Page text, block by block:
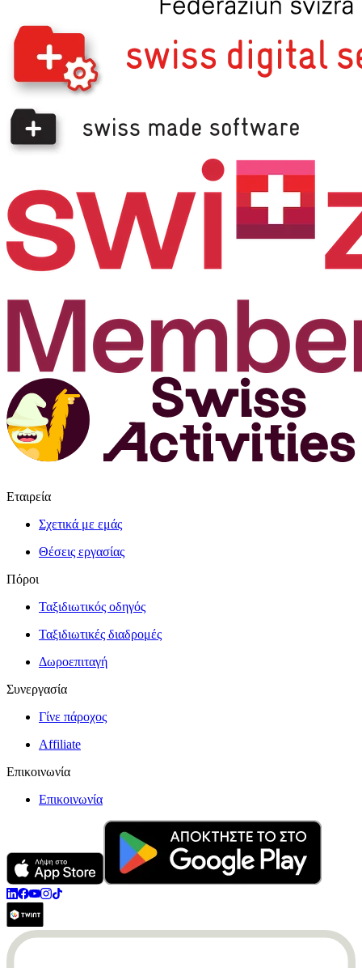
Εταιρεία
Σχετικά με εμάς
Θέσεις εργασίας
Πόροι
Ταξιδιωτικός οδηγός
Ταξιδιωτικές διαδρομές
Δωροεπιταγή
Συνεργασία
Γίνε πάροχος
Affiliate
Επικοινωνία
Επικοινωνία